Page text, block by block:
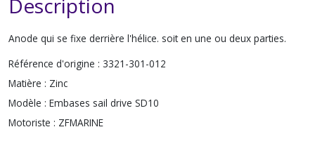
Description
Anode qui se fixe derrière l'hélice. soit en une ou deux parties.
Référence d'origine : 3321-301-012
Matière : Zinc
Modèle : Embases sail drive SD10
Motoriste : ZFMARINE